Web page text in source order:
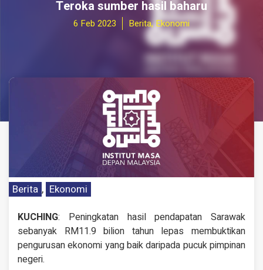
Teroka sumber hasil baharu
6 Feb 2023 Berita,Ekonomi
Berita , Ekonomi
KUCHING: Peningkatan hasil pendapatan Sarawak
sebanyak RM11.9 bilion tahun lepas membuktikan
pengurusan ekonomi yang baik daripada pucuk pimpinan
negeri.